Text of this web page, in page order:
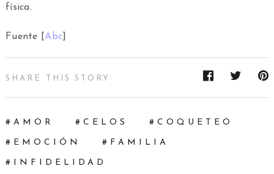
física.
Fuente [Abc
SHARE THIS STORY
AMOR CELOS COQUETEO
EMOCIÓN FAMILIA
INFIDELIDAD